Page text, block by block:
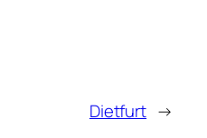
Dietfurt →